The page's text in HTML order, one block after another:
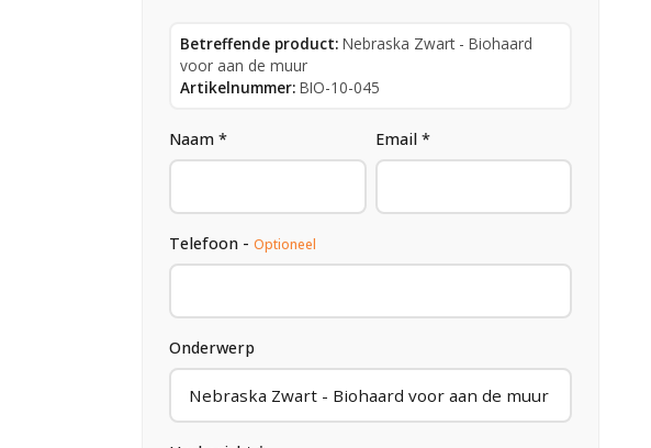
Betreffende product: Nebraska Zwart - Biohaard
voor aan de muur
Artikelnummer: BIO-10-045
Naam * Email *
Telefoon -Optioneel
Onderwerp